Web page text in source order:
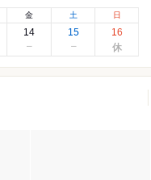
金
14
土
15
日
16